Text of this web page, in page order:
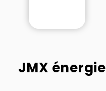
JMX énergie